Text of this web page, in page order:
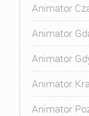
Animator
Animator
Animator
Animator
Animator